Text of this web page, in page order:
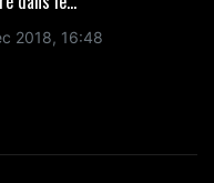
2018, 16:48